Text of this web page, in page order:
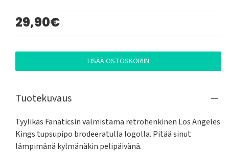
29,90€
LISÄÄ OSTOSKORIIN
Tuotekuvaus
Tyylikäs Fanaticsin valmistama retrohenkinen Los Angeles
Kings tupsupipo brodeeratulla logolla. Pitää sinut
lämpimänä kylmänäkin pelipäivänä.